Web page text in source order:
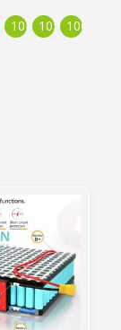
104 105
106